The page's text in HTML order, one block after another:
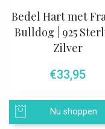
Bedel Hart met
Bulldog | 925
Zilver
€33,95
Nu shoppen